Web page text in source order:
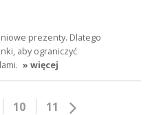
prezenty. Dlatego
aby ograniczyć
» więcej
10 11